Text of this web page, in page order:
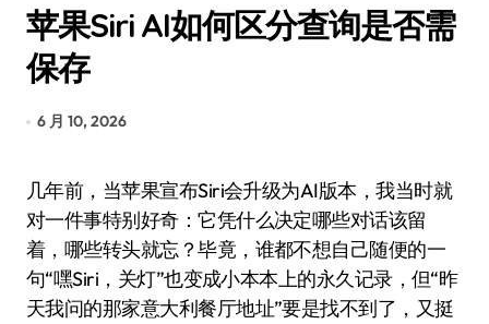
苹果Siri AI如何区分查询是否需
保存
6 月 10, 2026
几年前，当苹果宣布Siri会升级为AI版本，我当时就
对一件事特别好奇：它凭什么决定哪些对话该留
着，哪些转头就忘？毕竟，谁都不想自己随便的一
句“嘿Siri，关灯”也变成小本本上的永久记录，但“昨
天我问的那家意大利餐厅地址”要是找不到了，又挺